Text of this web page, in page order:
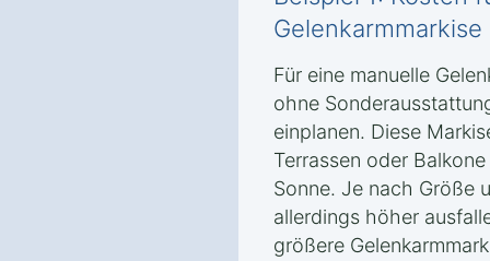
Für eine manuelle
ohne
einplanen. Diese
Terrassen oder
Sonne. Je nach Größe
allerdings höher
größere